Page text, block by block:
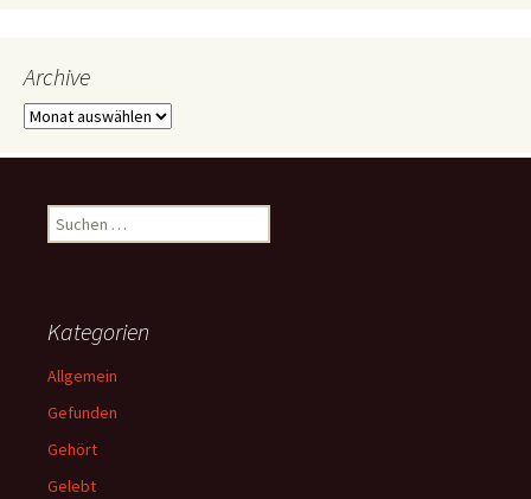
Archive
Archive
Suchen
nach:
Kategorien
Allgemein
Gefunden
Gehört
Gelebt